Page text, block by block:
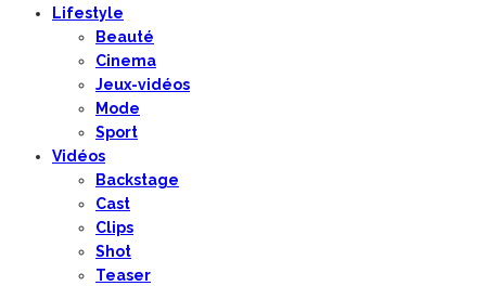
Lifestyle
Beauté
Cinema
Jeux-vidéos
Mode
Sport
Vidéos
Backstage
Cast
Clips
Shot
Teaser